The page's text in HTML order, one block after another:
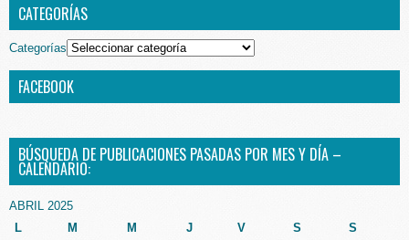
CATEGORÍAS
Categorías
FACEBOOK
BÚSQUEDA DE PUBLICACIONES PASADAS POR MES Y DÍA –
CALENDARIO:
ABRIL 2025
L
M M J V S S